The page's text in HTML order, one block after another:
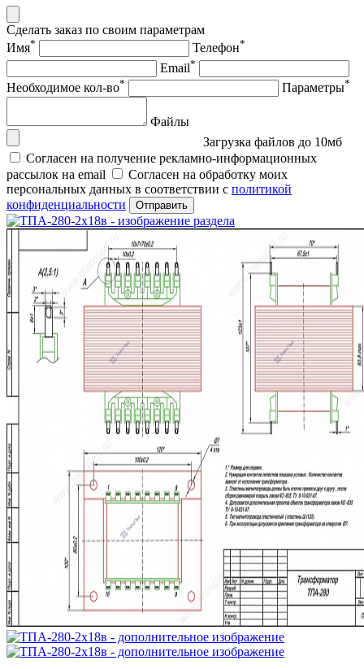
Сделать заказ по своим параметрам
Имя* Телефон*
Email*
Необходимое кол-во* Параметры*
Файлы
Загрузка файлов до 10мб
Согласен на получение рекламно-информационных
рассылок на email
Согласен на обработку моих
персональных данных в соответствии с политикой
конфиденциальности
Отправить